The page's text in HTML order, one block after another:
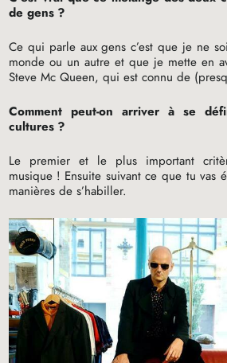
de gens ?
Ce qui parle aux gens c’est que je ne
monde ou un autre et que je mette en
Steve Mc Queen, qui est connu de
Comment peut-on arriver à se
cultures ?
Le premier et le plus important
musique ! Ensuite suivant ce que tu vas
manières de s’habiller.